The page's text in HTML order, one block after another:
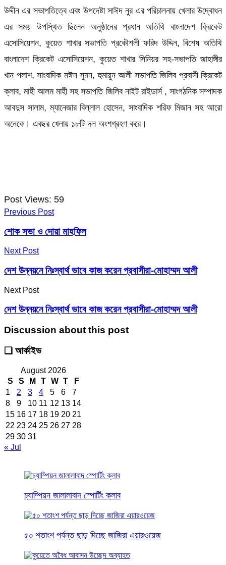
উদ্দীন এর সভাপতিত্বে এবং উপদেষ্টা সাঈদ নুর এর পরিচালনায় খেলার উদ্বোধন
এর সময় উপস্থিত ছিলেন অনুষ্ঠানের প্রধান অতিথি বাংলাদেশ ক্রিকেট
এসোসিয়েশন, কুয়েত শাখার সভাপতি প্রকৌশলী ফরিদ উদ্দিন, বিশেষ অতিথি
বাংলাদেশ ক্রিকেট এসোসিয়েশন, কুয়েত শাখার সিনিয়র সহ-সভাপতি জাহাঙ্গীর
খান পলাশ, সাংবাদিক মঈন সুমন, হুমায়ুন আলী সভাপতি জিলিব প্রবাসী ক্রিকেট
ক্লাব, মাহী আলম মাহী সহ সভাপতি জিলিব নাইট রাইডার্স , সাংগঠনিক সম্পাদক
আবদুস সালাম, ম্যানেজার বিল্লাল হোসেন, সাংবাদিক শরিফ মিজান সহ আরো
অনেকে। এবছর খেলায় ১৮টি দল অংশগ্রহণ করে।
Post Views: 59
Previous Post
শোক সভা ও দোয়া মাহফিল
Next Post
দেশ উন্নয়নে নিঃস্বার্থ ভাবে কাজ করেন প্রবাসীরা-মোহাম্মদ আলী
Next Post
দেশ উন্নয়নে নিঃস্বার্থ ভাবে কাজ করেন প্রবাসীরা-মোহাম্মদ আলী
Discussion about this post
❑ আর্কাইভ
August 2026
S
S M T W T
F
1
2 3 4 5 6
7
8
9 10 11 12 13 14
15 16 17 18 19 20 21
22 23 24 25 26 27 28
29 30 31
« Jul
চ্যাম্পিয়ন জালালাবাদ স্পোর্টিং ক্লাব
৫০ শতাংশ পর্যন্ত ছাড় দিচ্ছে জাজিরা এয়ারওয়েজ